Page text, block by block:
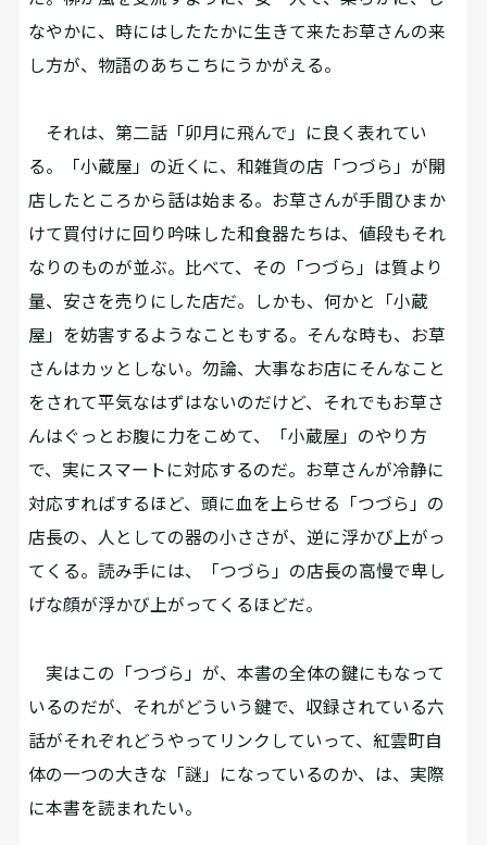
なやかに、時にはしたたかに生きて来たお草さんの来
し方が、物語のあちこちにうかがえる。
それは、第二話「卯月に飛んで」に良く表れてい
る。「小蔵屋」の近くに、和雑貨の店「つづら」が開
店したところから話は始まる。お草さんが手間ひまか
けて買付けに回り吟味した和食器たちは、値段もそれ
なりのものが並ぶ。比べて、その「つづら」は質より
量、安さを売りにした店だ。しかも、何かと「小蔵
屋」を妨害するようなこともする。そんな時も、お草
さんはカッとしない。勿論、大事なお店にそんなこと
をされて平気なはずはないのだけど、それでもお草さ
んはぐっとお腹に力をこめて、「小蔵屋」のやり方
で、実にスマートに対応するのだ。お草さんが冷静に
対応すればするほど、頭に血を上らせる「つづら」の
店長の、人としての器の小ささが、逆に浮かび上がっ
てくる。読み手には、「つづら」の店長の高慢で卑し
げな顔が浮かび上がってくるほどだ。
実はこの「つづら」が、本書の全体の鍵にもなって
いるのだが、それがどういう鍵で、収録されている六
話がそれぞれどうやってリンクしていって、紅雲町自
体の一つの大きな「謎」になっているのか、は、実際
に本書を読まれたい。